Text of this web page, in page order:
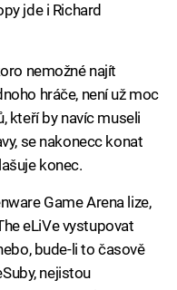
jde i Richard
nemožné najít
hráče, není už moc
kteří by navíc museli
se nakonecc konat
konec.
Game Arena lize,
eLiVe vystupovat
bude-li to časově
nejistou